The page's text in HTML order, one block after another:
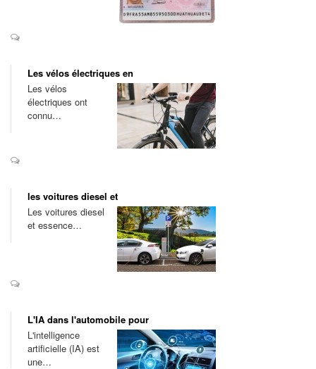
Les vélos électriques en
Les vélos
électriques ont
connu…
les voitures diesel et
Les voitures diesel
et essence…
L'IA dans l'automobile pour
L'intelligence
artificielle (IA) est
une…